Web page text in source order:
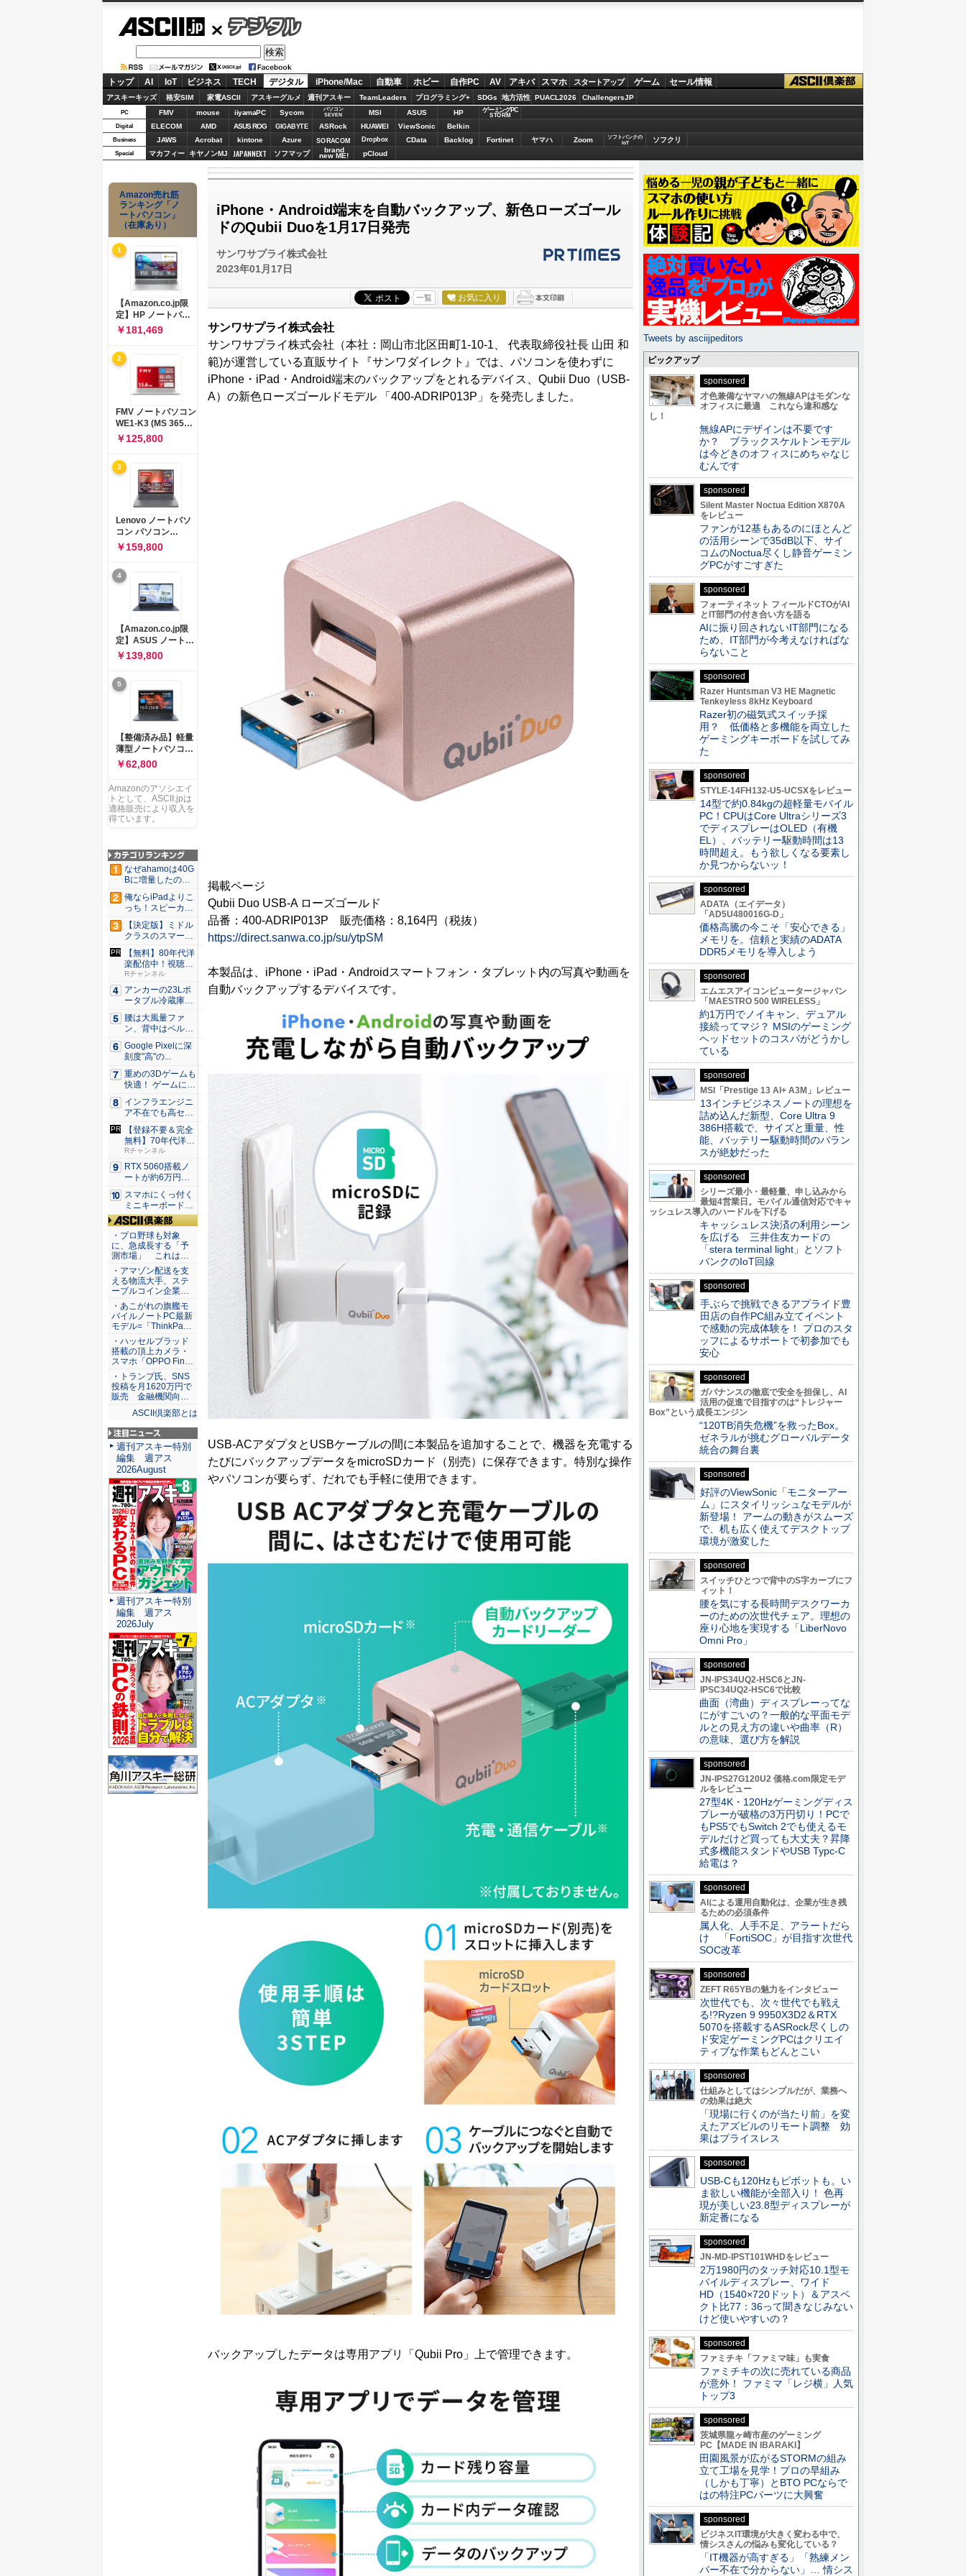
デジタル
トップ AI IoT ビジネス TECH デジタル iPhone/Mac 自動車 ホビー 自作PC AV アキバ スマホ スタートアップ ゲーム セール情報
アスキーキッズ 格安SIM 家電ASCII アスキーグルメ 週刊アスキー TeamLeaders プログラミング+ SDGs 地方活性 PUACL2026 ChallengersJP
PC FMV mouse iiyamaPC Sycom
パソコン
SEVEN
MSI ASUS HP ゲーミングPC
STORM
Digital ELECOM AMD ASUS ROG GIGABYTE ASRock HUAWEI ViewSonic Belkin
Business JAWS Acrobat kintone Azure SORACOM Dropbox CData Backlog Fortinet ヤマハ Zoom
ソフトバンクの
IoT
ソフクリ
Special マカフィー キヤノンMJ JAPANNEXT ソフマップ brand
new ME! pCloud
iPhone・Android端末を自動バックアップ、新色ローズゴール
ドのQubii Duoを1月17日発売
サンワサプライ株式会社
2023年01月17日
一覧 お気に入り
サンワサプライ株式会社
サンワサプライ株式会社（本社：岡山市北区田町1-10-1、 代表取締役社長 山田 和
範)が運営している直販サイト『サンワダイレクト』では、パソコンを使わずに
iPhone・iPad・Android端末のバックアップをとれるデバイス、Qubii Duo（USB-
A）の新色ローズゴールドモデル 「400-ADRIP013P」を発売しました。
掲載ページ
Qubii Duo USB-A ローズゴールド
品番：400-ADRIP013P 販売価格：8,164円（税抜）
https://direct.sanwa.co.jp/su/ytpSM
本製品は、iPhone・iPad・Androidスマートフォン・タブレット内の写真や動画を
自動バックアップするデバイスです。
USB-ACアダプタとUSBケーブルの間に本製品を追加することで、機器を充電する
たびにバックアップデータをmicroSDカード（別売）に保存できます。特別な操作
やパソコンが要らず、だれでも手軽に使用できます。
バックアップしたデータは専用アプリ「Qubii Pro」上で管理できます。
Amazon売れ筋
ランキング「ノ
ートパソコン」
（在庫あり）
1
【Amazon.co.jp限
定】HP ノートパソ
コン 15-fd 15.6イン
チ インテル Core 5
120U メモリ16GB
SSD512GB
Windows 11
Microsoft Office
2024搭載 WPS
Office搭載 カメラシ
ャッター 指紋認証 薄
型 Copilotキー搭載
ナチュラルシルバー
￥181,469
2
FMV ノートパソコン
WE1-K3 (MS 365
Personal/Copilotキ
ー搭載/Win 11/15.6
型/Core
i5/16GB/SSD
512GB/ホワイト)
FMVWK3E15W_AZ
￥125,800
3
Lenovo ノートパソ
コン パソコン
IdeaPad Slim 3 14.0
インチ AMD
Ryzen™ 5 8640HS
メモリ16GB
SSD512GB
Microsoft 365 試用
版 Windows11 バッ
テリー駆動12.6時間
重量1.39kg ルナグレ
ー 83K9003JJP ノー
トPC
￥159,800
4
【Amazon.co.jp限
定】ASUS ノートパ
ソコン Vivobook 15
M1502NAQ 15.6イ
ンチ AMD Ryzen 7
170 メモリ16GB
SSD 512GB
Microsoft 365
Personal (24か月版)
搭載 Windows 11 重
量1.7kg Wi-Fi 6E ク
ワイエットブルー
M1502NAQ-
￥139,800
5
【整備済み品】軽量
薄型ノートパソコン
dynabook G83 ■
13.3型
FHD(1920x1080) -
高性能第11世代Core
i5-1135G7 - メモリ
16GB - SSD 256GB
USB Type-C - MS
Office 2021 - Win11
搭載
￥62,800
Amazonのアソシエイ
トとして、ASCII.jpは
適格販売により収入を
得ています。
なぜahamoは40G
Bに増量したの
か ...
俺ならiPadよりこ
っち！スピーカー
9個...
【決定版】ミドル
クラスのスマート
フォンの...
【無料】80年代洋
楽配信中！視聴で
楽天ポ...
Rチャンネル
アンカーの23Lポ
ータブル冷蔵庫が
Ama...
腰は大風量ファ
ン、背中はペルチ
ェ冷却。ダ...
Google Pixelに深
刻度"高"の...
重めの3Dゲームも
快適！ ゲームに強
いH...
インフラエンジニ
ア不在でも高セキ
ュリティ...
【登録不要＆完全
無料】70年代洋楽
がRチ...
Rチャンネル
RTX 5060搭載ノ
ートが約6万円引
き...
スマホにくっ付く
ミニキーボード！
触ってわ...
ASCII倶楽部
・プロ野球も対象
に、急成長する「予
測市場」 これは…
・アマゾン配送を支
える物流大手、ステ
ーブルコイン企業…
・あこがれの旗艦モ
バイルノートPC最新
モデル=「ThinkPa…
・ハッセルブラッド
搭載の頂上カメラ・
スマホ「OPPO Fin…
・トランプ氏、SNS
投稿を月1620万円で
販売 金融機関向…
ASCII倶楽部とは
注目ニュース
週刊アスキー特別
編集 週アス
2026August
週刊アスキー特別
編集 週アス
2026July
Tweets by asciijpeditors
ピックアップ
sponsored
才色兼備なヤマハの無線APはモダンな
オフィスに最適 これなら違和感な
し！
無線APにデザインは不要です
か？ ブラックスケルトンモデル
は今どきのオフィスにめちゃなじ
むんです
sponsored
Silent Master Noctua Edition X870A
をレビュー
ファンが12基もあるのにほとんど
の活用シーンで35dB以下、サイ
コムのNoctua尽くし静音ゲーミン
グPCがすごすぎた
sponsored
フォーティネット フィールドCTOがAI
とIT部門の付き合い方を語る
AIに振り回されないIT部門になる
ため、IT部門が今考えなければな
らないこと
sponsored
Razer Huntsman V3 HE Magnetic
Tenkeyless 8kHz Keyboard
Razer初の磁気式スイッチ採
用？ 低価格と多機能を両立した
ゲーミングキーボードを試してみ
た
sponsored
STYLE-14FH132-U5-UCSXをレビュー
14型で約0.84kgの超軽量モバイル
PC！CPUはCore Ultraシリーズ3
でディスプレーはOLED（有機
EL）、バッテリー駆動時間は13
時間超え。もう欲しくなる要素し
か見つからないッ！
sponsored
ADATA（エイデータ）
「AD5U480016G-D」
価格高騰の今こそ「安心できる」
メモリを。信頼と実績のADATA
DDR5メモリを導入しよう
sponsored
エムエスアイコンピュータージャパン
「MAESTRO 500 WIRELESS」
約1万円でノイキャン、デュアル
接続ってマジ？ MSIのゲーミング
ヘッドセットのコスパがどうかし
ている
sponsored
MSI「Prestige 13 AI+ A3M」レビュー
13インチビジネスノートの理想を
詰め込んだ新型、Core Ultra 9
386H搭載で、サイズと重量、性
能、バッテリー駆動時間のバラン
スが絶妙だった
sponsored
シリーズ最小・最軽量、申し込みから
最短4営業日。モバイル通信対応でキャ
ッシュレス導入のハードルを下げる
キャッシュレス決済の利用シーン
を広げる 三井住友カードの
「stera terminal light」とソフト
バンクのIoT回線
sponsored
手ぶらで挑戦できるアプライド豊
田店の自作PC組み立てイベント
で感動の完成体験を！ プロのスタ
ッフによるサポートで初参加でも
安心
sponsored
ガバナンスの徹底で安全を担保し、AI
活用の促進で目指すのは“トレジャー
Box”という成長エンジン
“120TB消失危機”を救ったBox。
ゼネラルが挑むグローバルデータ
統合の舞台裏
sponsored
好評のViewSonic「モニターアー
ム」にスタイリッシュなモデルが
新登場！ アームの動きがスムーズ
で、机も広く使えてデスクトップ
環境が激変した
sponsored
スイッチひとつで背中のS字カーブにフ
ィット！
腰を気にする長時間デスクワーカ
ーのための次世代チェア。理想の
座り心地を実現する「LiberNovo
Omni Pro」
sponsored
JN-IPS34UQ2-HSC6とJN-
IPSC34UQ2-HSC6で比較
曲面（湾曲）ディスプレーってな
にがすごいの？一般的な平面モデ
ルとの見え方の違いや曲率（R）
の意味、選び方を解説
sponsored
JN-IPS27G120U2 価格.com限定モデ
ルをレビュー
27型4K・120Hzゲーミングディス
プレーが破格の3万円切り！PCで
もPS5でもSwitch 2でも使えるモ
デルだけど買っても大丈夫？昇降
式多機能スタンドやUSB Typc-C
給電は？
sponsored
AIによる運用自動化は、企業が生き残
るための必須条件
属人化、人手不足、アラートだら
け 「FortiSOC」が目指す次世代
SOC改革
sponsored
ZEFT R65YBの魅力をインタビュー
次世代でも、次々世代でも戦え
る!?Ryzen 9 9950X3D2＆RTX
5070を搭載するASRock尽くしの
ド安定ゲーミングPCはクリエイ
ティブな作業もどんとこい
sponsored
仕組みとしてはシンプルだが、業務へ
の効果は絶大
「現場に行くのが当たり前」を変
えたアズビルのリモート調整 効
果はプライスレス
sponsored
USB-Cも120Hzもピボットも。い
ま欲しい機能が全部入り！ 色再
現が美しい23.8型ディスプレーが
新定番になる
sponsored
JN-MD-IPST101WHDをレビュー
2万1980円のタッチ対応10.1型モ
バイルディスプレー、ワイド
HD（1540×720ドット）＆アスペ
クト比77：36って聞きなじみない
けど使いやすいの？
sponsored
ファミチキ「ファミマ味」も実食
ファミチキの次に売れている商品
が意外！ ファミマ「レジ横」人気
トップ3
sponsored
茨城県龍ヶ崎市産のゲーミング
PC【MADE IN IBARAKI】
田園風景が広がるSTORMの組み
立て工場を見学！プロの早組み
（しかも丁寧）とBTO PCならで
はの特注PCパーツに大興奮
sponsored
ビジネスIT環境が大きく変わる中で、
情シスさんの悩みも変化している？
「IT機器が高すぎる」「熟練メン
バー不在で分からない」… 情シス